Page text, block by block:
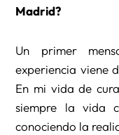
Madrid?
Un primer
experiencia viene
En mi vida de
siempre la vida
conociendo la